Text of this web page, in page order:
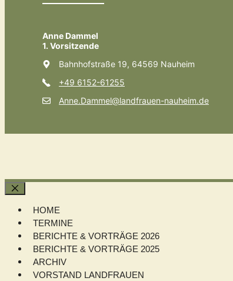
Anne Dammel
1. Vorsitzende
Bahnhofstraße 19, 64569 Nauheim
+49 6152-61255
Anne.Dammel@landfrauen-nauheim.de
Schließen
HOME
TERMINE
BERICHTE & VORTRÄGE 2026
BERICHTE & VORTRÄGE 2025
ARCHIV
VORSTAND LANDFRAUEN